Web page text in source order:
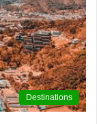
Destinations